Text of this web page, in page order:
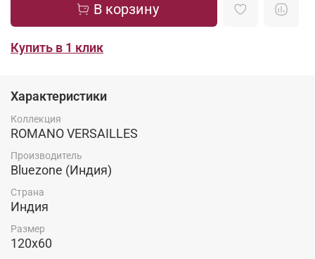
В корзину
Купить в 1 клик
Характеристики
Коллекция
ROMANO VERSAILLES
Производитель
Bluezone (Индия)
Страна
Индия
Размер
120x60